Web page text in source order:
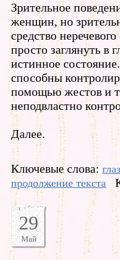
Зрительное
женщин, но
средство
просто заглянуть в
истинное
способны
помощью жестов и
неподвластно
Далее.
Ключевые слова:
продолжение текста
29
Май